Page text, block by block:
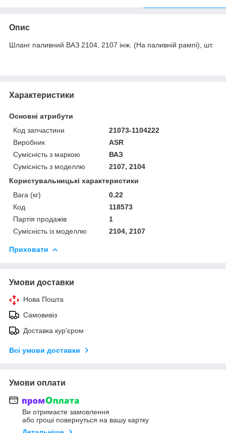
Опис
Шланг паливний ВАЗ 2104, 2107 інж. (На паливній рампі), шт.
Характеристики
Основні атрибути
Код запчастини
21073-1104222
Виробник
ASR
Сумісність з маркою
ВАЗ
Сумісність з моделлю
2107, 2104
Користувальницькі характеристики
Вага (кг)
0.22
Код
118573
Партія продажів
1
Сумісність із моделлю
2104, 2107
Приховати
Умови доставки
Нова Пошта
Самовивіз
Доставка кур'єром
Всі умови доставки
Умови оплати
Ви отримаєте замовлення
або гроші повернуться на вашу картку